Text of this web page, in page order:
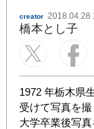
creator 2018.04.28
橋本とし子
1972 年栃木県
受けて写真を撮
大学卒業後写